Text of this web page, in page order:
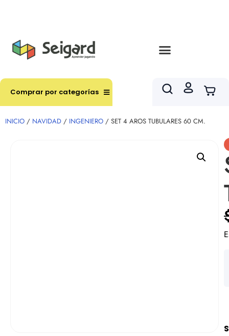
Comprar por categorías
INICIO / NAVIDAD / INGENIERO / SET 4 AROS TUBULARES 60 CM.